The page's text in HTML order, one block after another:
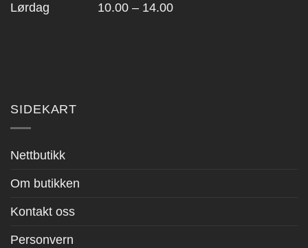
Lørdag 10.00 – 14.00
SIDEKART
Nettbutikk
Om butikken
Kontakt oss
Personvern